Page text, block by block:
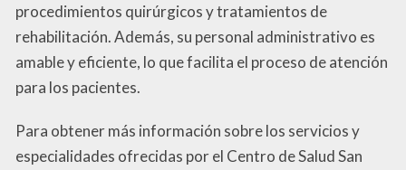
procedimientos quirúrgicos y tratamientos de
rehabilitación. Además, su personal administrativo es
amable y eficiente, lo que facilita el proceso de atención
para los pacientes.
Para obtener más información sobre los servicios y
especialidades ofrecidas por el Centro de Salud San